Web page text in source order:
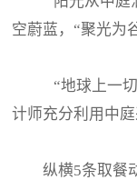
空蔚蓝，“聚光为
“地球上一
计师充分利用中
纵横5条取餐